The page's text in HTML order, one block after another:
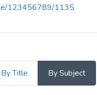
123456789/1135
By Title By Subject